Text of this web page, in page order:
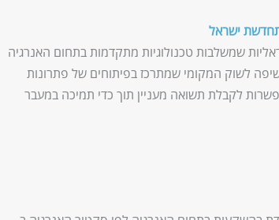
שמשלבות טכנולוגיות מתקדמות בתחום האנרגיה
לשוק המקומי שמתרכז בפיתוחים של פתרונות
לקבלת תשואה מעניין תוך כדי תמיכה במעבר